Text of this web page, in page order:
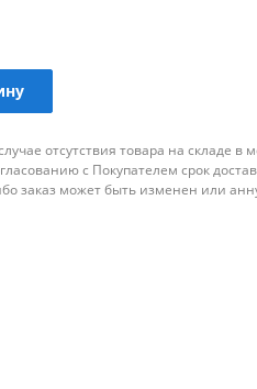
отсутствия товара на складе в
с Покупателем срок
заказ может быть изменен или